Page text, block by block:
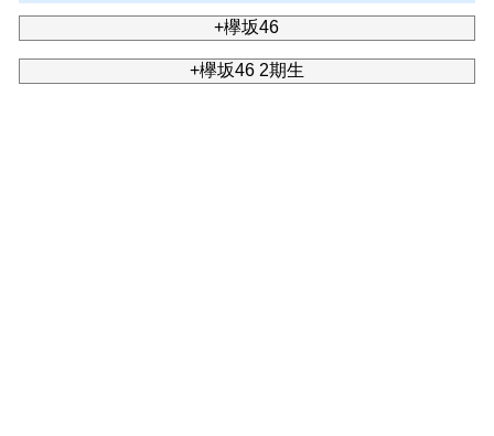
+欅坂46
+欅坂46 2期生